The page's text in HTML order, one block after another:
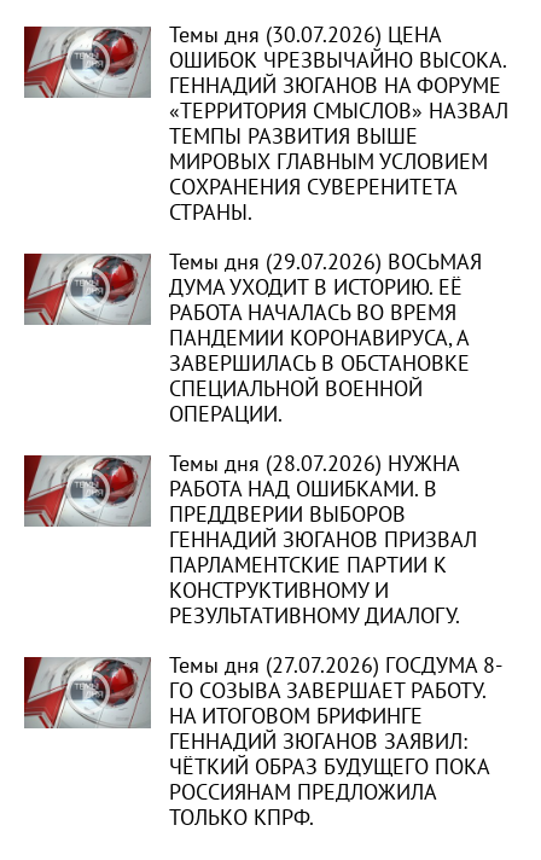
Темы дня (30.07.2026) ЦЕНА
ОШИБОК ЧРЕЗВЫЧАЙНО ВЫСОКА.
ГЕННАДИЙ ЗЮГАНОВ НА ФОРУМЕ
«ТЕРРИТОРИЯ СМЫСЛОВ» НАЗВАЛ
ТЕМПЫ РАЗВИТИЯ ВЫШЕ
МИРОВЫХ ГЛАВНЫМ УСЛОВИЕМ
СОХРАНЕНИЯ СУВЕРЕНИТЕТА
СТРАНЫ.
Темы дня (29.07.2026) ВОСЬМАЯ
ДУМА УХОДИТ В ИСТОРИЮ. ЕЁ
РАБОТА НАЧАЛАСЬ ВО ВРЕМЯ
ПАНДЕМИИ КОРОНАВИРУСА, А
ЗАВЕРШИЛАСЬ В ОБСТАНОВКЕ
СПЕЦИАЛЬНОЙ ВОЕННОЙ
ОПЕРАЦИИ.
Темы дня (28.07.2026) НУЖНА
РАБОТА НАД ОШИБКАМИ. В
ПРЕДДВЕРИИ ВЫБОРОВ
ГЕННАДИЙ ЗЮГАНОВ ПРИЗВАЛ
ПАРЛАМЕНТСКИЕ ПАРТИИ К
КОНСТРУКТИВНОМУ И
РЕЗУЛЬТАТИВНОМУ ДИАЛОГУ.
Темы дня (27.07.2026) ГОСДУМА 8-
ГО СОЗЫВА ЗАВЕРШАЕТ РАБОТУ.
НА ИТОГОВОМ БРИФИНГЕ
ГЕННАДИЙ ЗЮГАНОВ ЗАЯВИЛ:
ЧЁТКИЙ ОБРАЗ БУДУЩЕГО ПОКА
РОССИЯНАМ ПРЕДЛОЖИЛА
ТОЛЬКО КПРФ.